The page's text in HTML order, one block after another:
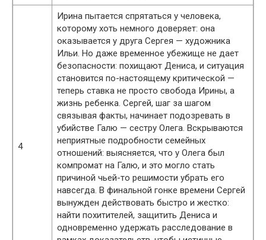
4
Ирина пытается спрятаться у человека,
которому хоть немного доверяет: она
оказывается у друга Сергея — художника
Ильи. Но даже временное убежище не дает
безопасности: похищают Дениса, и ситуация
становится по-настоящему критической —
теперь ставка не просто свобода Ирины, а
жизнь ребенка. Сергей, шаг за шагом
связывая факты, начинает подозревать в
убийстве Галю — сестру Олега. Вскрываются
неприятные подробности семейных
отношений: выясняется, что у Олега был
компромат на Галю, и это могло стать
причиной чьей-то решимости убрать его
навсегда. В финальной гонке времени Сергей
вынужден действовать быстро и жестко:
найти похитителей, защитить Дениса и
одновременно удержать расследование в